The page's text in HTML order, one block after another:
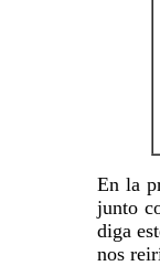
En la
junto
diga
nos